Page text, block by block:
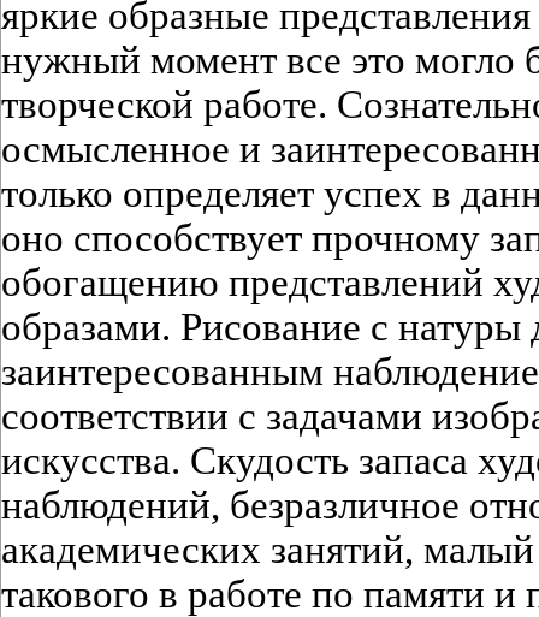
яркие образные
нужный момент все это могло
творческой работе.
осмысленное и
только определяет успех в
оно способствует прочному
обогащению представлений
образами. Рисование с
заинтересованным
соответствии с задачами
искусства. Скудость запаса
наблюдений, безразличное
академических занятий,
такового в работе по памяти и